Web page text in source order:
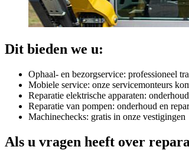
Dit bieden we u:
Ophaal- en bezorgservice: professioneel
Mobiele service: onze servicemonteurs
Reparatie elektrische apparaten:
Reparatie van pompen: onderhoud en
Machinechecks: gratis in onze vestigingen
Als u vragen heeft over